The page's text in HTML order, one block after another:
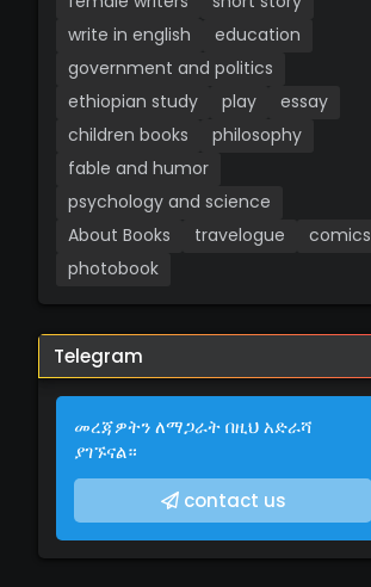
write in english
education
government and politics
ethiopian study
play
essay
children books
philosophy
fable and humor
psychology and science
About Books
travelogue
comics
photobook
Telegram
መረጃዎትን ለማጋራት በዚህ አድራሻ
ያገኙናል።
contact us